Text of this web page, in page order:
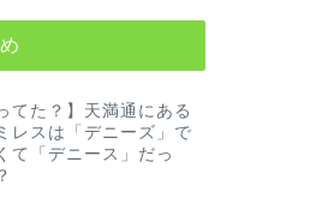
てた？】天満通にある
レスは「デニーズ」で
て「デニース」だっ